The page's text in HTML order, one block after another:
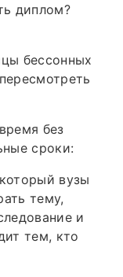
диплом?
бессонных
без
сроки:
вузы
тему,
и
тем, кто